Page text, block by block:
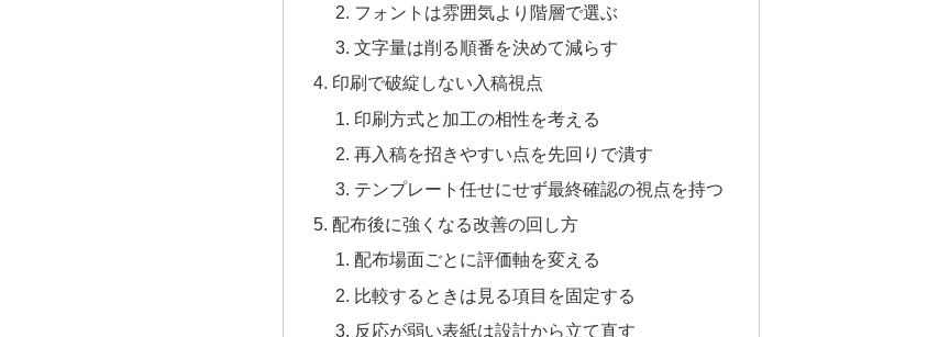
フォントは雰囲気より階層で選ぶ
文字量は削る順番を決めて減らす
印刷で破綻しない入稿視点
印刷方式と加工の相性を考える
再入稿を招きやすい点を先回りで潰す
テンプレート任せにせず最終確認の視点を持つ
配布後に強くなる改善の回し方
配布場面ごとに評価軸を変える
比較するときは見る項目を固定する
反応が弱い表紙は設計から立て直す